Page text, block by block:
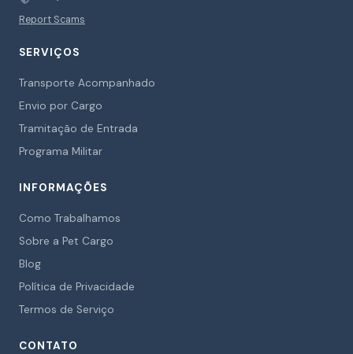
Report Scams
SERVIÇOS
Transporte Acompanhado
Envio por Cargo
Tramitação de Entrada
Programa Militar
INFORMAÇÕES
Como Trabalhamos
Sobre a Pet Cargo
Blog
Política de Privacidade
Termos de Serviço
CONTATO